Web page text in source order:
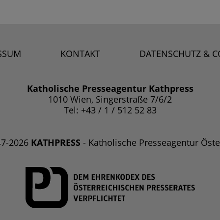
KONTAKT DATENSCHUTZ &
Katholische Presseagentur Kathpress
1010 Wien, Singerstraße 7/6/2
Tel: +43 / 1 / 512 52 83
2026 KATHPRESS - Katholische Presseagentur